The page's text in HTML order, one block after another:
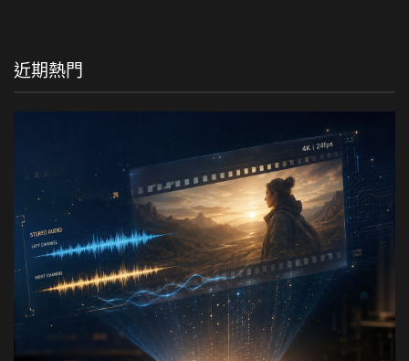
近期熱門